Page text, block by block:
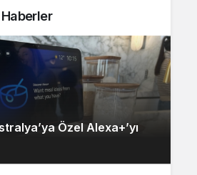
Özel Alexa+’yı